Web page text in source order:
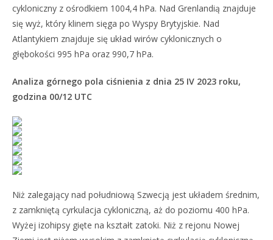
cykloniczny z ośrodkiem 1004,4 hPa. Nad Grenlandią znajduje
się wyż, który klinem sięga po Wyspy Brytyjskie. Nad
Atlantykiem znajduje się układ wirów cyklonicznych o
głębokości 995 hPa oraz 990,7 hPa.
Analiza górnego pola ciśnienia z dnia 25 IV 2023 roku,
godzina 00/12 UTC
Niż zalegający nad południową Szwecją jest układem średnim,
z zamkniętą cyrkulacja cykloniczną, aż do poziomu 400 hPa.
Wyżej izohipsy gięte na kształt zatoki. Niż z rejonu Nowej